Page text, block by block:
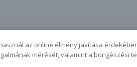
az online élmény javítása
mérését, valamint a böngészési